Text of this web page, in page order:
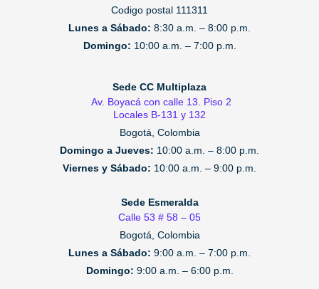
Codigo postal 111311
Lunes a Sábado: 8:30 a.m. – 8:00 p.m.
Domingo: 10:00 a.m. – 7:00 p.m.
Sede CC Multiplaza
Av. Boyacá con calle 13. Piso 2
Locales B-131 y 132
Bogotá, Colombia
Domingo a Jueves: 10:00 a.m. – 8:00 p.m.
Viernes y Sábado: 10:00 a.m. – 9:00 p.m.
Sede Esmeralda
Calle 53 # 58 – 05
Bogotá, Colombia
Lunes a Sábado: 9:00 a.m. – 7:00 p.m.
Domingo: 9:00 a.m. – 6:00 p.m.